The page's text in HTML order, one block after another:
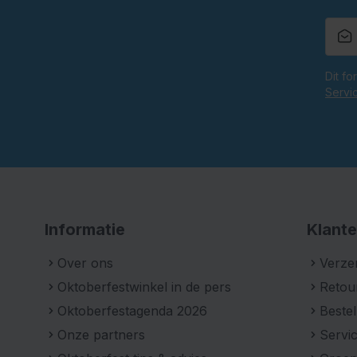
Dit
Informatie
Over ons
Oktoberfestwinkel in de pers
Oktoberfestagenda 2026
Onze partners